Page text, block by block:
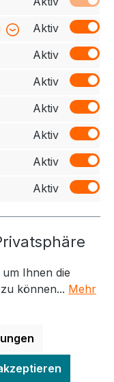
weichem
Ärmel und Bund
Kontakt
zzgl.
wenn
Aktiv
Aktiv
Aktiv
Aktiv
Aktiv
Aktiv
Aktiv
Ihnen die
können... Mehr